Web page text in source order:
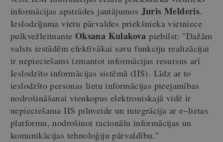
informācijas apstrādes jautājumos Juris Melderis.
Ieslodzījuma vietu pārvaldes priekšnieka vietniece
pulkvežleitnante Oksana Kulakova piebilst: "Dažām
valsts iestādēm efektīvākai savu funkciju realizācijai
ir nepieciešams izmantot informācijas resursus arī
Ieslodzīto informācijas sistēmā (IIS). Līdz ar to
ieslodzīto personas lietu informācijas pieejamības
nodrošināšanai vienkopus elektroniskajā vidē ir
nepieciešama IIS pilnveide un integrācija ar e–lietas
platformu, nodrošinot racionālu informācijas un
komunikācijas tehnoloģiju pārvaldību."